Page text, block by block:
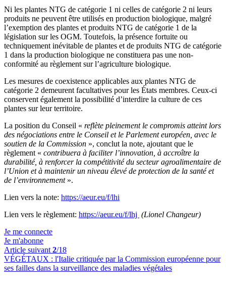
Ni les plantes NTG de catégorie 1 ni celles de catégorie 2 ni leurs
produits ne peuvent être utilisés en production biologique, malgré
l’exemption des plantes et produits NTG de catégorie 1 de la
législation sur les OGM. Toutefois, la présence fortuite ou
techniquement inévitable de plantes et de produits NTG de catégorie
1 dans la production biologique ne constituera pas une non-
conformité au règlement sur l’agriculture biologique.
Les mesures de coexistence applicables aux plantes NTG de
catégorie 2 demeurent facultatives pour les États membres. Ceux-ci
conservent également la possibilité d’interdire la culture de ces
plantes sur leur territoire.
La position du Conseil « reflète pleinement le compromis atteint lors
des négociations entre le Conseil et le Parlement européen, avec le
soutien de la Commission », conclut la note, ajoutant que le
règlement « contribuera à faciliter l’innovation, à accroître la
durabilité, à renforcer la compétitivité du secteur agroalimentaire de
l’Union et à maintenir un niveau élevé de protection de la santé et
de l’environnement».
Lien vers la note: https://aeur.eu/f/lhi
Lien vers le règlement: https://aeur.eu/f/lhj (Lionel Changeur)
Je me connecte
Je m'abonne
Article suivant 2/18
VÉGÉTAUX : l'Italie critiquée par la Commission européenne pour
ses failles dans la surveillance des maladies végétales